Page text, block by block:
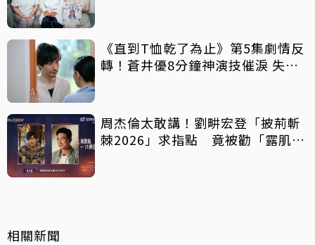
《直到T恤乾了為止》第5集劇情反
轉！蒼井優8分鐘神演技催淚 失蹤
周杰倫太敢講！劉畊宏登「披荊斬
棘2026」求指點 竟被勸「露肌肉
相關新聞